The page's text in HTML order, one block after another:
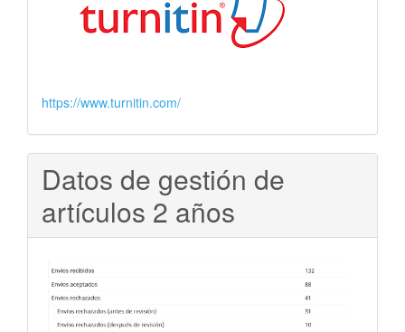
https://www.turnitin.com/
Datos de gestión de
artículos 2 años